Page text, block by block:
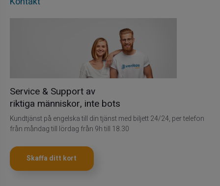
Service & Support av
riktiga människor, inte bots
Kundtjänst på engelska till din tjänst med biljett 24/24, per telefon
från måndag till lördag från 9h till 18.30
Skaffa ditt kort